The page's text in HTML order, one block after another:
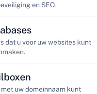
en SEO.
dat u voor uw websites kunt
uw domeinnaam kunt